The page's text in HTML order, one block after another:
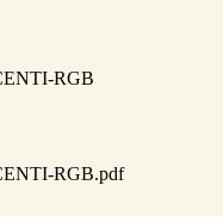
RGB
RGB.pdf